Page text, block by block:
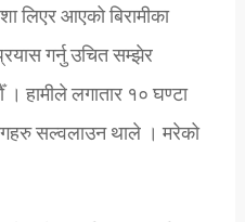
लिएर आएको बिरामीका
गर्नु उचित सम्झेर
हामीले लगातार १० घण्टा
सल्वलाउन थाले । मरेको